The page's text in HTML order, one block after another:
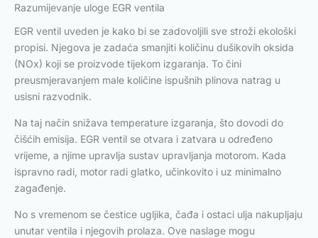
Razumijevanje uloge EGR ventila
EGR ventil uveden je kako bi se zadovoljili sve stroži ekološki
propisi. Njegova je zadaća smanjiti količinu dušikovih oksida
(NOx) koji se proizvode tijekom izgaranja. To čini
preusmjeravanjem male količine ispušnih plinova natrag u
usisni razvodnik.
Na taj način snižava temperature izgaranja, što dovodi do
čišćih emisija. EGR ventil se otvara i zatvara u određeno
vrijeme, a njime upravlja sustav upravljanja motorom. Kada
ispravno radi, motor radi glatko, učinkovito i uz minimalno
zagađenje.
No s vremenom se čestice ugljika, čađa i ostaci ulja nakupljaju
unutar ventila i njegovih prolaza. Ove naslage mogu